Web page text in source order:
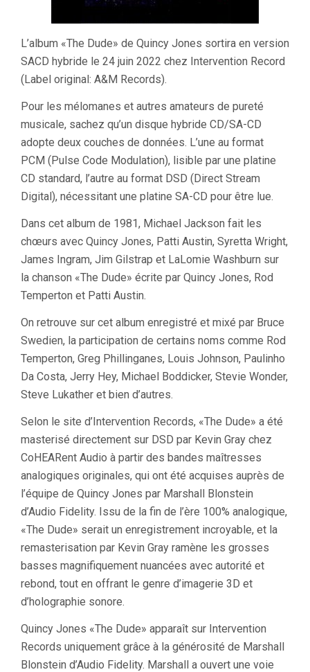
L’album «The Dude» de Quincy Jones sortira en version
SACD hybride le 24 juin 2022 chez Intervention Record
(Label original: A&M Records).
Pour les mélomanes et autres amateurs de pureté
musicale, sachez qu’un disque hybride CD/SA-CD
adopte deux couches de données. L’une au format
PCM (Pulse Code Modulation), lisible par une platine
CD standard, l’autre au format DSD (Direct Stream
Digital), nécessitant une platine SA-CD pour être lue.
Dans cet album de 1981, Michael Jackson fait les
chœurs avec Quincy Jones, Patti Austin, Syretta Wright,
James Ingram, Jim Gilstrap et LaLomie Washburn sur
la chanson «The Dude» écrite par Quincy Jones, Rod
Temperton et Patti Austin.
On retrouve sur cet album enregistré et mixé par Bruce
Swedien, la participation de certains noms comme Rod
Temperton, Greg Phillinganes, Louis Johnson, Paulinho
Da Costa, Jerry Hey, Michael Boddicker, Stevie Wonder,
Steve Lukather et bien d’autres.
Selon le site d’Intervention Records, «The Dude» a été
masterisé directement sur DSD par Kevin Gray chez
CoHEARent Audio à partir des bandes maîtresses
analogiques originales, qui ont été acquises auprès de
l’équipe de Quincy Jones par Marshall Blonstein
d’Audio Fidelity. Issu de la fin de l’ère 100% analogique,
«The Dude» serait un enregistrement incroyable, et la
remasterisation par Kevin Gray ramène les grosses
basses magnifiquement nuancées avec autorité et
rebond, tout en offrant le genre d’imagerie 3D et
d’holographie sonore.
Quincy Jones «The Dude» apparaît sur Intervention
Records uniquement grâce à la générosité de Marshall
Blonstein d’Audio Fidelity. Marshall a ouvert une voie